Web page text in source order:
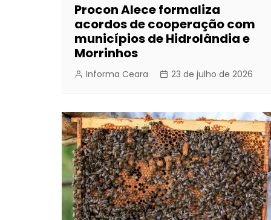
Procon Alece formaliza
acordos de cooperação com
municípios de Hidrolândia e
Morrinhos
Informa Ceara 23 de julho de 2026